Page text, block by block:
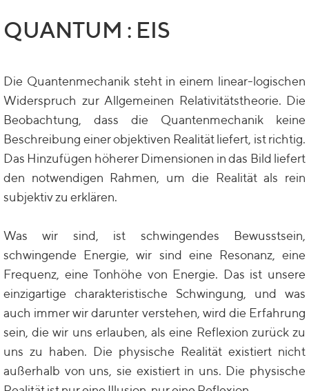
QUANTUM : EIS
Die Quantenmechanik steht in einem linear-logischen
Widerspruch zur Allgemeinen Relativitätstheorie. Die
Beobachtung, dass die Quantenmechanik keine
Beschreibung einer objektiven Realität liefert, ist richtig.
Das Hinzufügen höherer Dimensionen in das Bild liefert
den notwendigen Rahmen, um die Realität als rein
subjektiv zu erklären.
Was wir sind, ist schwingendes Bewusstsein,
schwingende Energie, wir sind eine Resonanz, eine
Frequenz, eine Tonhöhe von Energie. Das ist unsere
einzigartige charakteristische Schwingung, und was
auch immer wir darunter verstehen, wird die Erfahrung
sein, die wir uns erlauben, als eine Reflexion zurück zu
uns zu haben. Die physische Realität existiert nicht
außerhalb von uns, sie existiert in uns. Die physische